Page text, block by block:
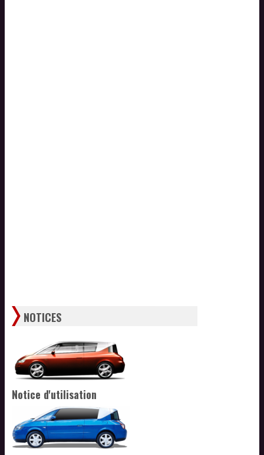
NOTICES
Notice d'utilisation